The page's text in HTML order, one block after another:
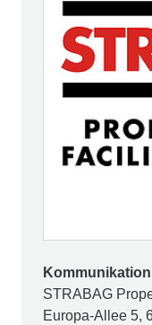
STRABAG
Europa-Allee 5,